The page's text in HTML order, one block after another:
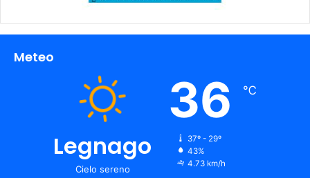
Meteo
Legnago
Cielo sereno
36 ℃
37º - 29º
43%
4.73 km/h